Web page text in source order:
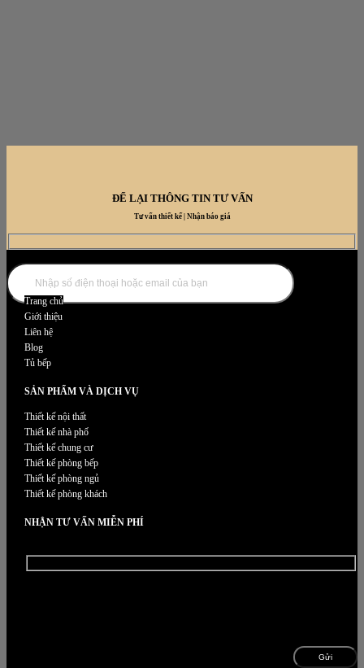
ĐỂ LẠI THÔNG TIN TƯ VẤN
Tư vấn thiết kế | Nhận báo giá
DANH MỤC NỘI THẤT
Trang chủ
Giới thiệu
Liên hệ
Blog
Tủ bếp
SẢN PHẨM VÀ DỊCH VỤ
Thiết kế nội thất
Thiết kế nhà phố
Thiết kế chung cư
Thiết kế phòng bếp
Thiết kế phòng ngủ
Thiết kế phòng khách
NHẬN TƯ VẤN MIỄN PHÍ